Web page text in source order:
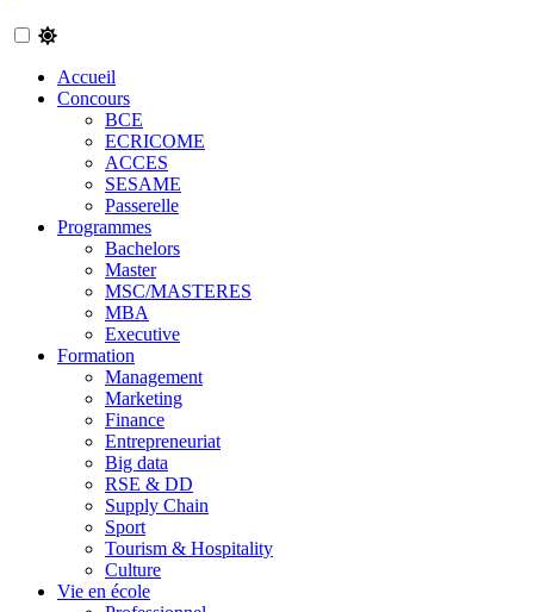
Accueil
Concours
BCE
ECRICOME
ACCES
SESAME
Passerelle
Programmes
Bachelors
Master
MSC/MASTERES
MBA
Executive
Formation
Management
Marketing
Finance
Entrepreneuriat
Big data
RSE & DD
Supply Chain
Sport
Tourism & Hospitality
Culture
Vie en école